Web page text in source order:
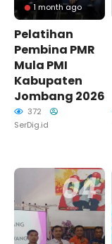
1 month ago
Pelatihan
Pembina PMR
Mula PMI
Kabupaten
Jombang 2026
372
SerDig.id